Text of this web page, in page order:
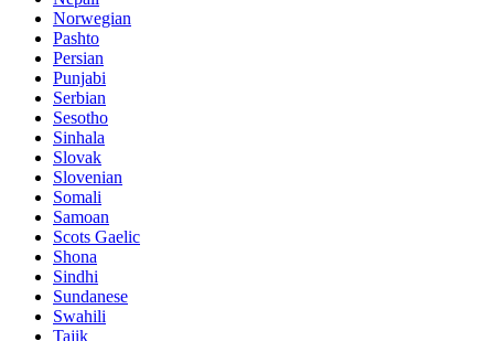
Norwegian
Pashto
Persian
Punjabi
Serbian
Sesotho
Sinhala
Slovak
Slovenian
Somali
Samoan
Scots Gaelic
Shona
Sindhi
Sundanese
Swahili
Tajik